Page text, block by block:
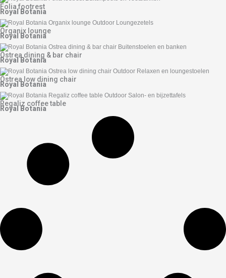
Folia footrest
Royal Botania
Organix lounge
Royal Botania
Ostrea dining & bar chair
Royal Botania
Ostrea low dining chair
Royal Botania
Regaliz coffee table
Royal Botania